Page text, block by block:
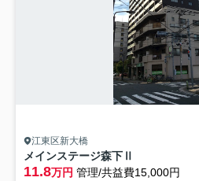
江東区新大橋
メインステージ森下Ⅱ
11.8万円 管理/共益費15,000円